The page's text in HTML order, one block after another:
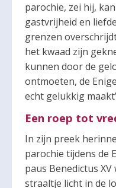
parochie, zei hij,
gastvrijheid en
grenzen
het kwaad zijn
kunnen door de
ontmoeten, de
echt gelukkig
Een roep tot
In zijn preek
parochie tijdens de
paus Benedictus
straaltje licht in de